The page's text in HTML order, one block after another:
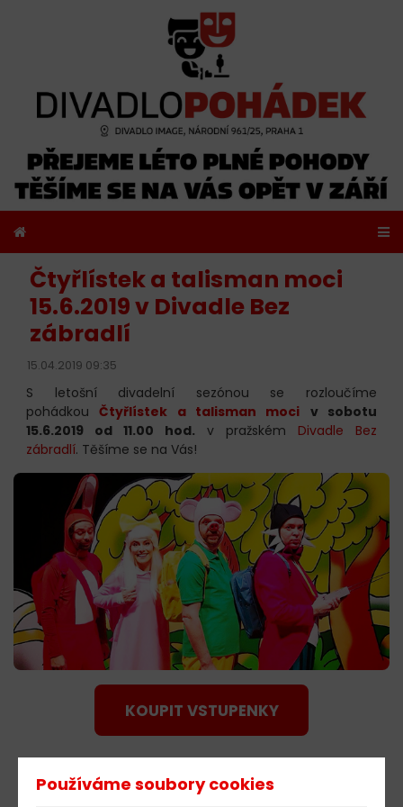
Čtyřlístek a talisman moci
15.6.2019 v Divadle Bez
zábradlí
15.04.2019 09:35
S letošní divadelní sezónou se rozloučíme
pohádkouČtyřlístek a talisman moci v sobotu
15.6.2019 od 11.00 hod. v pražském Divadle Bez
zábradlí. Těšíme se na Vás!
KOUPIT VSTUPENKY
603 805 271
Používáme soubory cookies